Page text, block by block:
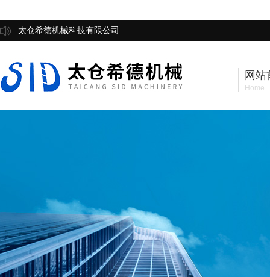
太仓希德机械科技有限公司
网站
Home